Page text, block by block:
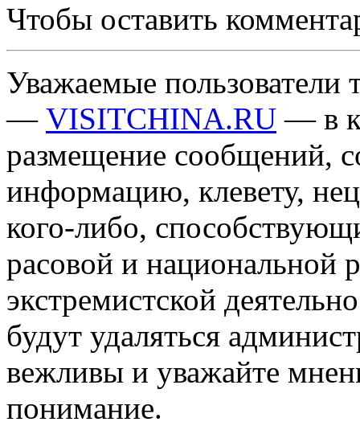
Чтобы оставить
Уважаемые пользователи
— VISITCHINA.RU — в
размещение сообщений,
информацию, клевету,
кого-либо,
расовой и национальной
экстремистской
будут удаляться
вежливы и уважайте
понимание.